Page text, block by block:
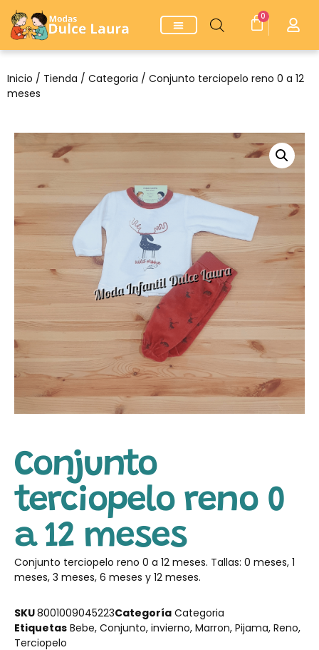
0
Inicio / Tienda / Categoria / Conjunto terciopelo reno 0 a 12
meses
Conjunto
terciopelo reno 0
a 12 meses
Conjunto terciopelo reno 0 a 12 meses. Tallas: 0 meses, 1
meses, 3 meses, 6 meses y 12 meses.
SKU8001009045223Categoría Categoria
Etiquetas Bebe, Conjunto, invierno, Marron, Pijama, Reno,
Terciopelo